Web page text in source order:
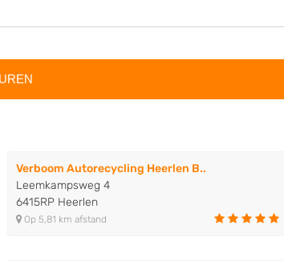
Verboom Autorecycling Heerlen B..
Leemkampsweg 4
6415RP Heerlen
Op 5,81 km afstand